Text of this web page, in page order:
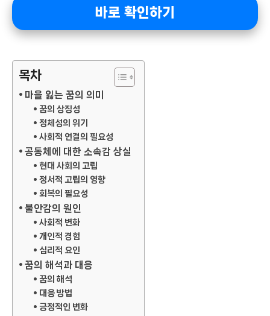
바로 확인하기
목차
마을 잃는 꿈의 의미
꿈의 상징성
정체성의 위기
사회적 연결의 필요성
공동체에 대한 소속감 상실
현대 사회의 고립
정서적 고립의 영향
회복의 필요성
불안감의 원인
사회적 변화
개인적 경험
심리적 요인
꿈의 해석과 대응
꿈의 해석
대응 방법
긍정적인 변화